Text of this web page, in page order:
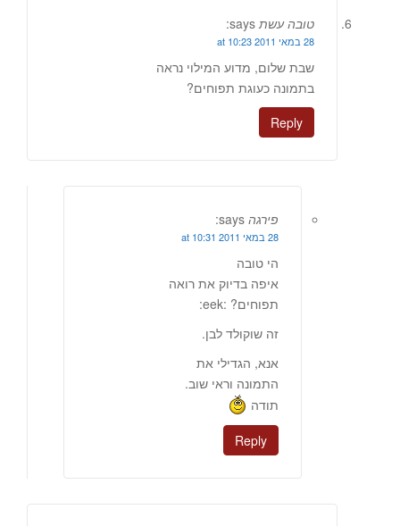
טובה עשת says:
28 במאי 2011 at 10:23
שבת שלום, מדוע המילוי נראה
בתמונה כעוגת תפוחים?
Reply
פירגה says:
28 במאי 2011 at 10:31
הי טובה
איפה בדיוק את רואה
תפוחים? :eek:
זה שוקולד לבן.
אנא, הגדילי את
התמונה וראי שוב.
תודה
Reply